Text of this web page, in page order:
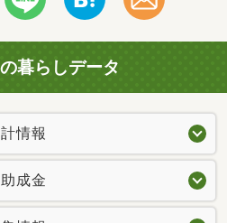
暮らしデータ
情報
成金